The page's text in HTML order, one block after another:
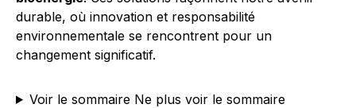
durable, où innovation et responsabilité
environnementale se rencontrent pour un
changement significatif.
Voir le sommaire Ne plus voir le sommaire